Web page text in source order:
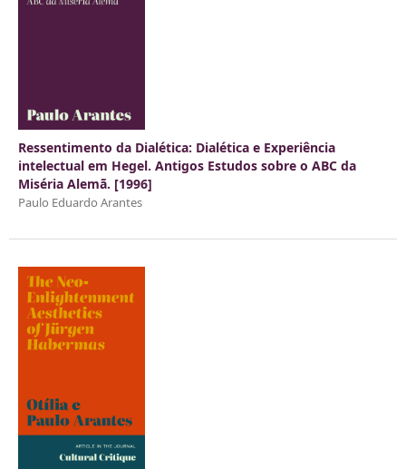
Ressentimento da Dialética: Dialética e Experiência
intelectual em Hegel. Antigos Estudos sobre o ABC da
Miséria Alemã. [1996]
Paulo Eduardo Arantes